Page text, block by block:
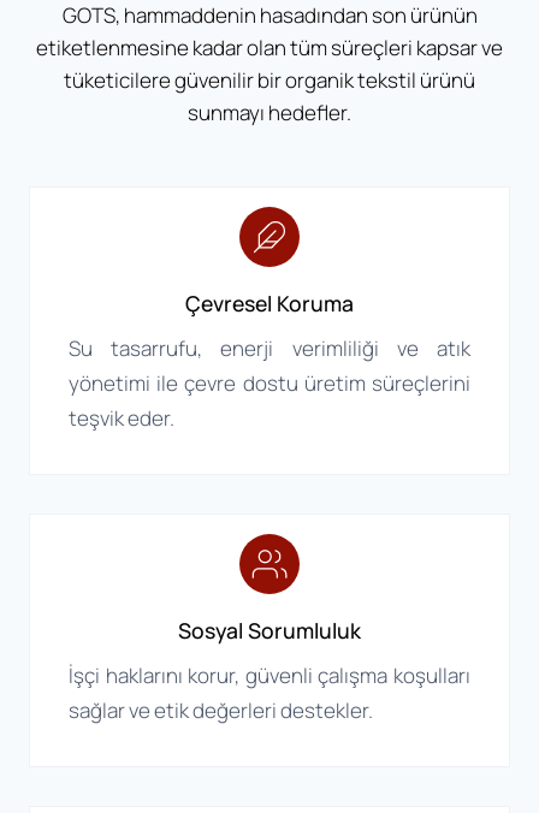
GOTS, hammaddenin hasadından son ürünün
etiketlenmesine kadar olan tüm süreçleri kapsar ve
tüketicilere güvenilir bir organik tekstil ürünü
sunmayı hedefler.
Çevresel Koruma
Su tasarrufu, enerji verimliliği ve atık
yönetimi ile çevre dostu üretim süreçlerini
teşvik eder.
Sosyal Sorumluluk
İşçi haklarını korur, güvenli çalışma koşulları
sağlar ve etik değerleri destekler.